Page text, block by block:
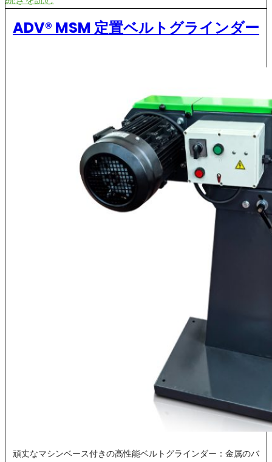
ADV® MSM 定置ベルトグラインダー
頑丈なマシンベース付きの高性能ベルトグラインダー：金属のバ